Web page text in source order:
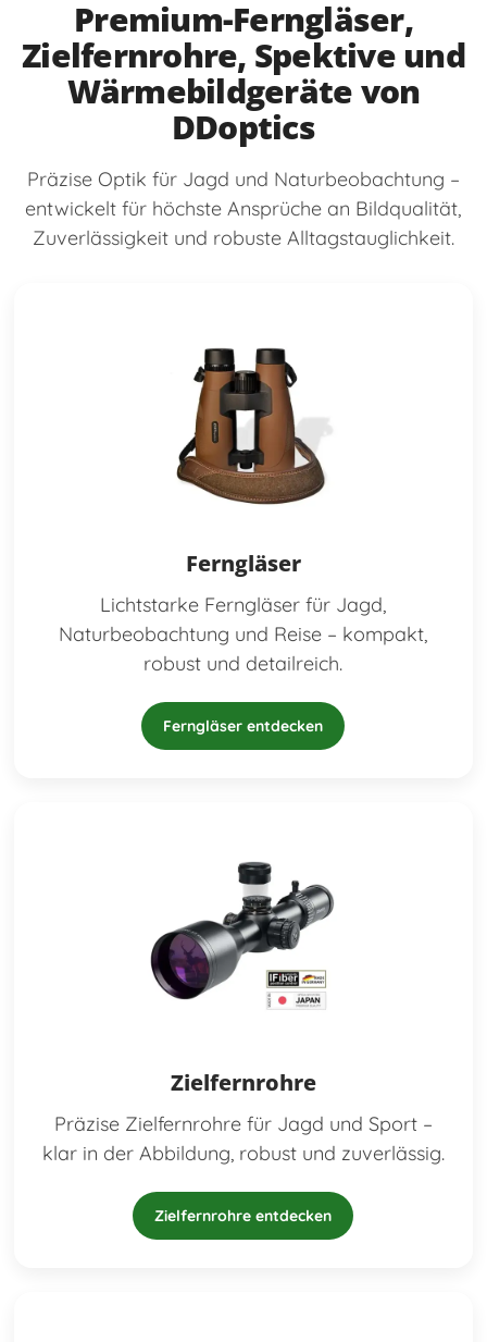
Premium-Ferngläser,
Zielfernrohre, Spektive und
Wärmebildgeräte von
DDoptics
Präzise Optik für Jagd und Naturbeobachtung –
entwickelt für höchste Ansprüche an Bildqualität,
Zuverlässigkeit und robuste Alltagstauglichkeit.
Ferngläser
Lichtstarke Ferngläser für Jagd,
Naturbeobachtung und Reise – kompakt,
robust und detailreich.
Ferngläser entdecken
Zielfernrohre
Präzise Zielfernrohre für Jagd und Sport –
klar in der Abbildung, robust und zuverlässig.
Zielfernrohre entdecken